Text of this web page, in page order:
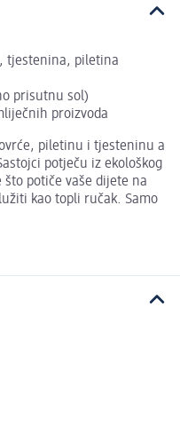
tjestenina, piletina
prisutnu sol)
proizvoda
piletinu i tjesteninu a
potječu iz ekološkog
potiče vaše dijete na
kao topli ručak. Samo